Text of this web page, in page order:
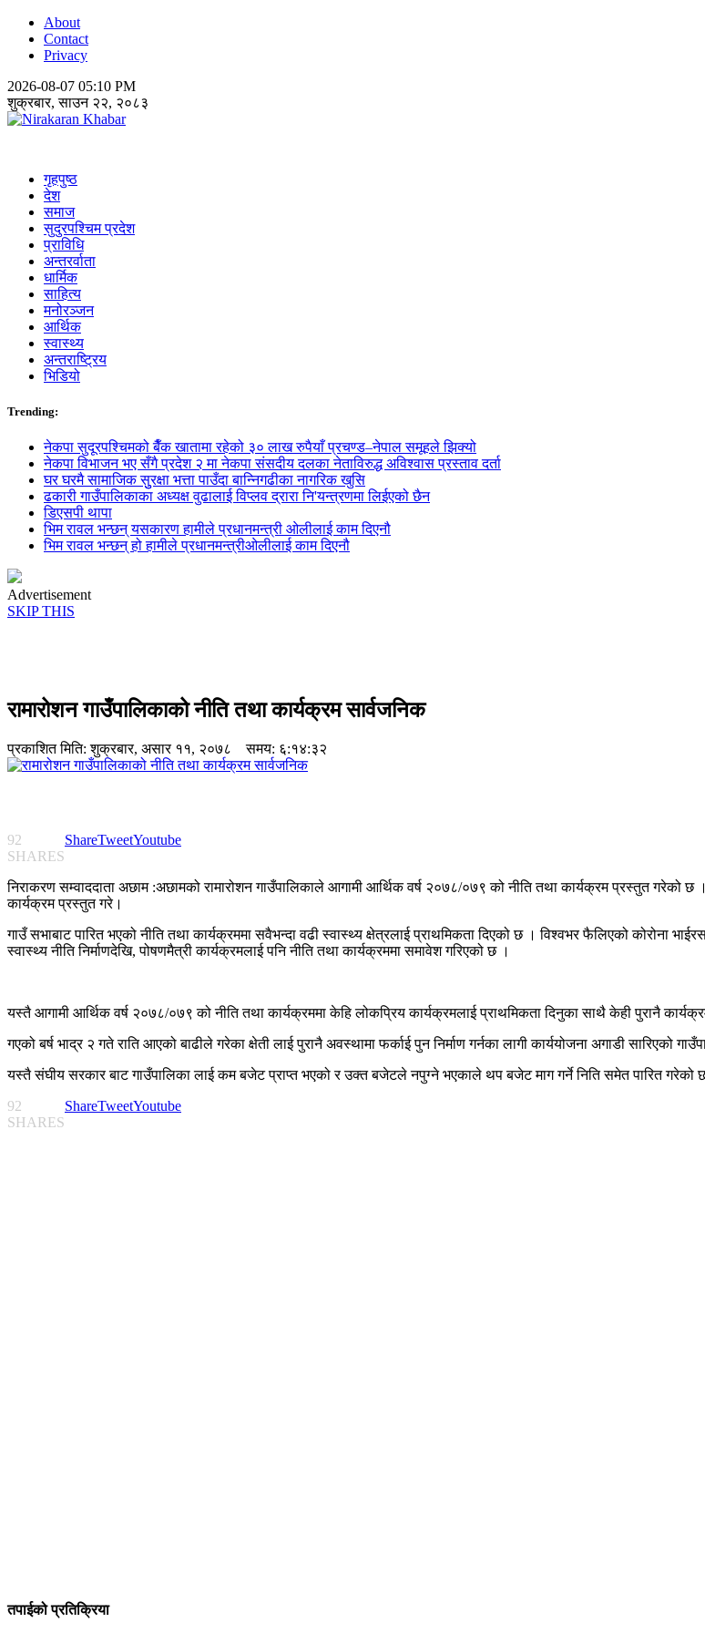
About
Contact
Privacy
2026-08-07 05:10 PM
शुक्रबार, साउन २२, २०८३
गृहपुष्ठ
देश
समाज
सुदुरपश्चिम प्रदेश
प्राविधि
अन्तरर्वाता
धार्मिक
साहित्य
मनोरञ्जन
आर्थिक
स्वास्थ्य
अन्तराष्ट्रिय
भिडियो
Trending:
नेकपा सुदूरपश्चिमको बैँक खातामा रहेको ३० लाख रुपैयाँ प्रचण्ड–नेपाल समूहले झिक्य‍ो
नेकपा विभाजन भए सँगै प्रदेश २ मा नेकपा संसदीय दलका नेताविरुद्ध अविश्वास प्रस्ताव दर्ता
घर घरमै सामाजिक सुुरक्षा भत्ता पाउँदा बान्निगढीका नागरिक खुसि
ढकारी गाउँपालिकाका अध्यक्ष वुढालाई विप्लव द्रारा नि'यन्त्रणमा लिईएको छैन
डिएसपी थापा
भिम रावल भन्छन् यसकारण हामीले प्रधानमन्त्री ओलीलाई काम दिएनौ
भिम रावल भन्छन् हो हामीले प्रधानमन्त्रीओलीलाई काम दिएनौ
Advertisement
SKIP THIS
रामारोशन गाउँपालिकाको नीति तथा कार्यक्रम सार्वजनिक
प्रकाशित मिति:शुक्रबार, असार ११, २०७८ समय: ६:१४:३२
92
SHARES
ShareTweetYoutube
निराकरण सम्वाददाता अछाम :अछामको रामारोशन गाउँपालिकाले आगामी आर्थिक वर्ष २०७८/०७९ को नीति तथा कार्यक्रम प्रस्तुत गरेको छ
कार्यक्रम प्रस्तुत गरे।
गाउँ सभाबाट पारित भएको नीति तथा कार्यक्रममा सवैभन्दा वढी स्वास्थ्य क्षेत्रलाई प्राथमिकता दिएको छ । विश्वभर फैलिएको कोरोना
स्वास्थ्य नीति निर्माणदेखि, पोषणमैत्री कार्यक्रमलाई पनि नीति तथा कार्यक्रममा समावेश गरिएको छ ।
यस्तै आगामी आर्थिक वर्ष २०७८/०७९ को नीति तथा कार्यक्रममा केहि लोकप्रिय कार्यक्रमलाई प्राथमिकता दिनुका साथै केही पुरानै
गएको बर्ष भाद्र २ गते राति आएको बाढीले गरेका क्षेती लाई पुरानै अवस्थामा फर्काई पुन निर्माण गर्नका लागी कार्ययोजना अगाडी सारिएको
यस्तै संघीय सरकार बाट गाउँपालिका लाई कम बजेट प्राप्त भएको र उक्त बजेटले नपुग्ने भएकाले थप बजेट माग गर्ने निति समेत पारित गरेको
92
SHARES
ShareTweetYoutube
तपाईको प्रतिक्रिया